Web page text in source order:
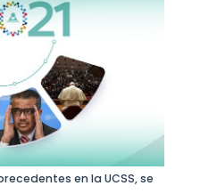
en la UCSS, se